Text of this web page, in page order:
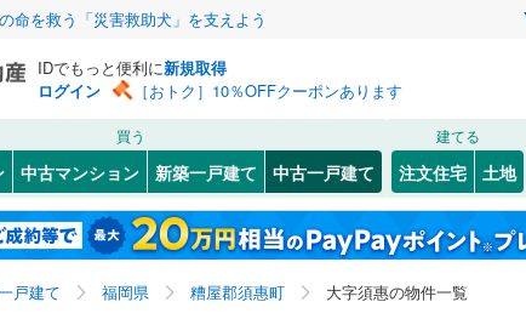
命を救う「災害救助犬」を支えよう
IDでもっと便利に新規取得
ログイン
［おトク］10％OFFクーポンあります
買う
中古マンション 新築一戸建て 中古一戸建て
建てる
注文住宅 土地
戸建て 福岡県 糟屋郡須惠町 大字須惠の物件一覧
北海道
青森 岩手 宮城 秋田
東京 神奈川 埼玉 千葉
門司区(24) 若松区(19)
小倉北区(22) 小倉南区(39)
八幡西区(38)
大字上須惠(1) 大字佐谷(2)
大字旅石(3)
博多南線(1) 山陽本線（JR九州）(
香椎線(3) 篠栗線(1)
久大本線(0) 日豊本線(0)
筑豊本線
(0) 後藤寺線(0)
リフォーム、リノベーション
リノベーション・リフォーム
（1）
築古・築30年以上
備
検索条件を保存しました
この検索条件の新着物件通知は、 マイページから
福岡県、糟屋郡須惠町、大字須惠